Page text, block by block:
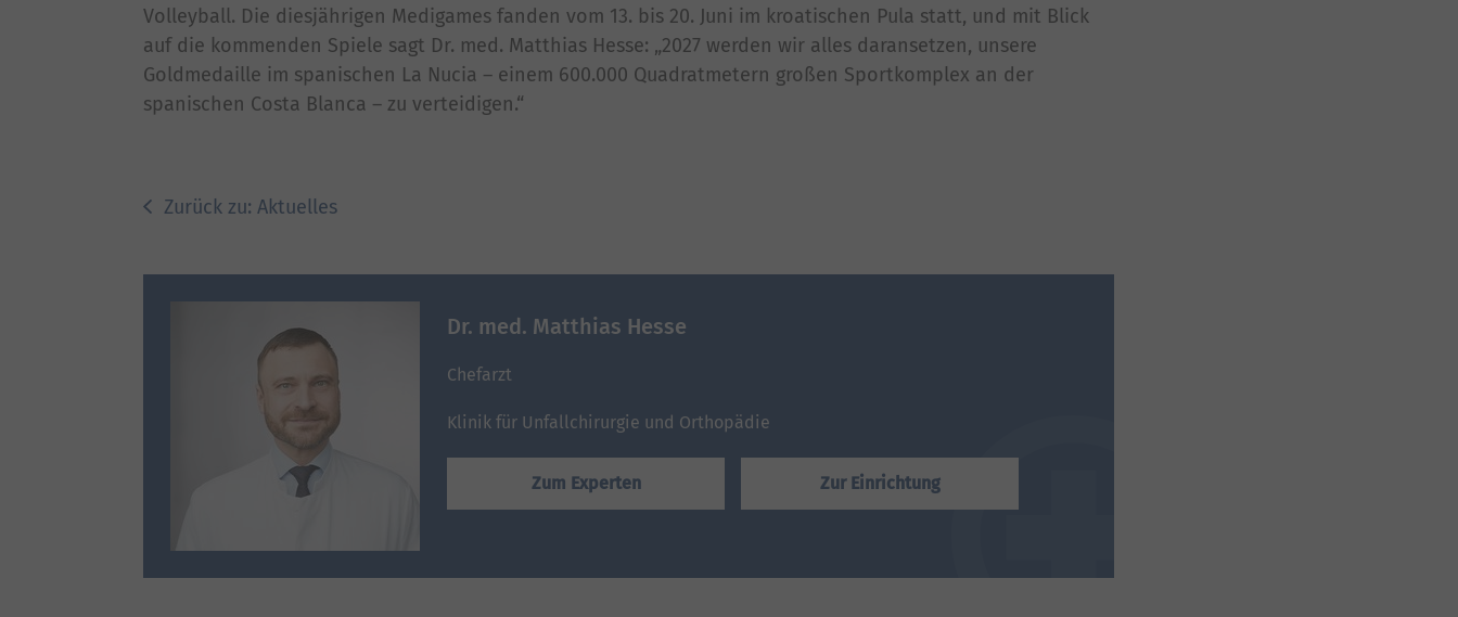
Volleyball. Die diesjährigen Medigames fanden vom 13. bis 20. Juni im kroatischen Pula statt, und mit Blick
auf die kommenden Spiele sagt Dr. med. Matthias Hesse: „2027 werden wir alles daransetzen, unsere
Goldmedaille im spanischen La Nucia – einem 600.000 Quadratmetern großen Sportkomplex an der
spanischen Costa Blanca – zu verteidigen.“
Zurück zu: Aktuelles
Dr. med. Matthias Hesse
Chefarzt
Klinik für Unfallchirurgie und Orthopädie
Zum Experten Zur Einrichtung